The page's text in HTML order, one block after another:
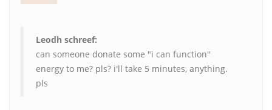
Leodh schreef:
can someone donate some "i can function"
energy to me? pls? i'll take 5 minutes, anything.
pls